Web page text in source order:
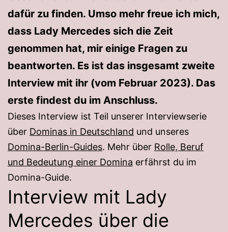
dafür zu finden. Umso mehr freue ich mich,
dass Lady Mercedes sich die Zeit
genommen hat, mir einige Fragen zu
beantworten. Es ist das insgesamt zweite
Interview mit ihr (vom Februar 2023). Das
erste findest du im Anschluss.
Dieses Interview ist Teil unserer Interviewserie
über Dominas in Deutschland und unseres
Domina-Berlin-Guides. Mehr über Rolle, Beruf
und Bedeutung einer Domina erfährst du im
Domina-Guide.
Interview mit Lady
Mercedes über die